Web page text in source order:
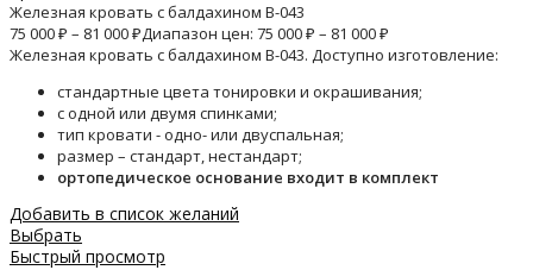
Железная кровать с балдахином B-043
75 000₽ – 81 000₽Диапазон цен: 75 000 ₽ – 81 000 ₽
Железная кровать с балдахином B-043. Доступно изготовление:
стандартные цвета тонировки и окрашивания;
с одной или двумя спинками;
тип кровати - одно- или двуспальная;
размер – стандарт, нестандарт;
ортопедическое основание входит в комплект
Добавить в список желаний
Выбрать
Быстрый просмотр